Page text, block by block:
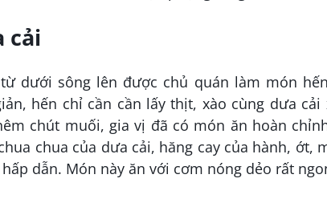
cải
dưới sông lên được chủ quán làm món
hến chỉ cần cần lấy thịt, xào cùng dưa
chút muối, gia vị đã có món ăn hoàn
chua của dưa cải, hăng cay của hành, ớt,
dẫn. Món này ăn với cơm nóng dẻo rất